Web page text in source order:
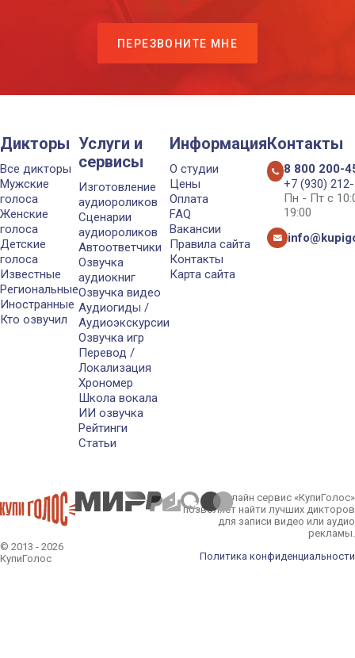
ПЕРЕЗВОНИТЕ МНЕ
Дикторы
Все дикторы
Мужские
голоса
Женские
голоса
Детские
голоса
Известные
Региональные
Иностранные
Кто озвучил
Услуги и
сервисы
Изготовление
аудиороликов
Сценарии
аудиороликов
Автоответчики
Озвучка
аудиокниг
Озвучка видео
Аудиогиды /
Аудиоэкскурсии
Озвучка игр
Перевод /
Локализация
Хрономер
Школа вокала
ИИ озвучка
Рейтинги
Статьи
Информация
О студии
Цены
Оплата
FAQ
Вакансии
Правила сайта
Контакты
Карта сайта
Контакты
8 800 200-
+7 (930)
Пн - Пт с
19:00
© 2013 - 2026
КупиГолос
Онлайн сервис «КупиГолос»
позволяет найти лучших дикторов
для записи видео или аудио
рекламы.
Политика конфиденциальности